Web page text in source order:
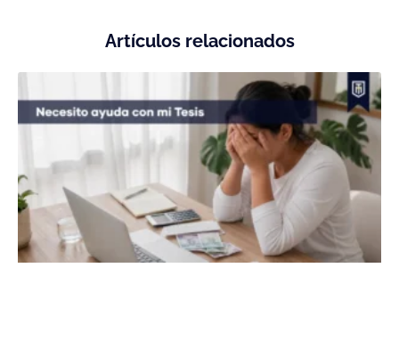
Artículos relacionados